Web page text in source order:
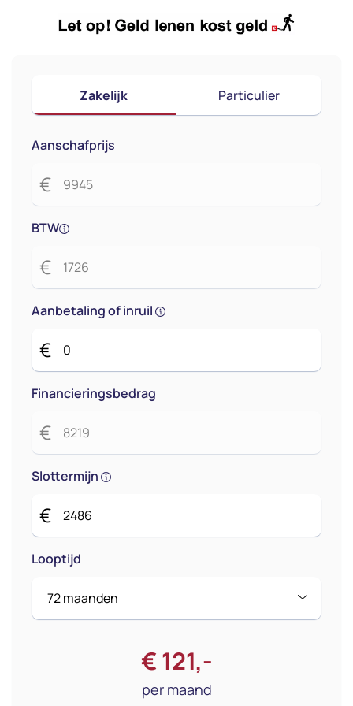
Zakelijk Particulier
Aanschafprijs
€
BTW
€
Aanbetaling of inruil
€
Financieringsbedrag
€
Slottermijn
€
Looptijd
€121,-
per maand